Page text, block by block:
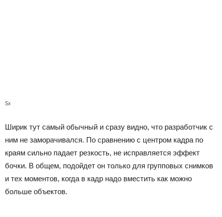
5x
Ширик тут самый обычный и сразу видно, что разработчик с
ним не заморачивался. По сравнению с центром кадра по
краям сильно падает резкость, не исправляется эффект
бочки. В общем, подойдет он только для групповых снимков
и тех моментов, когда в кадр надо вместить как можно
больше объектов.